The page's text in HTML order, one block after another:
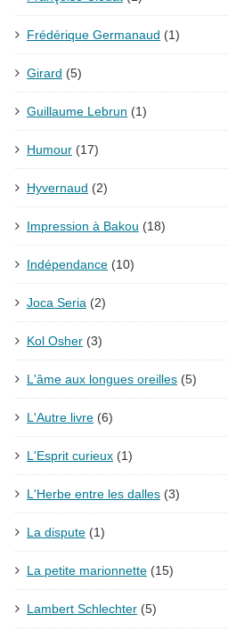
Frédérique Germanaud (1)
Girard (5)
Guillaume Lebrun (1)
Humour (17)
Hyvernaud (2)
Impression à Bakou (18)
Indépendance (10)
Joca Seria (2)
Kol Osher (3)
L'âme aux longues oreilles (5)
L'Autre livre (6)
L'Esprit curieux (1)
L'Herbe entre les dalles (3)
La dispute (1)
La petite marionnette (15)
Lambert Schlechter (5)